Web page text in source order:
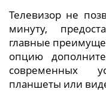
Телевизор не
минуту,
главные
опцию
современных
планшеты или